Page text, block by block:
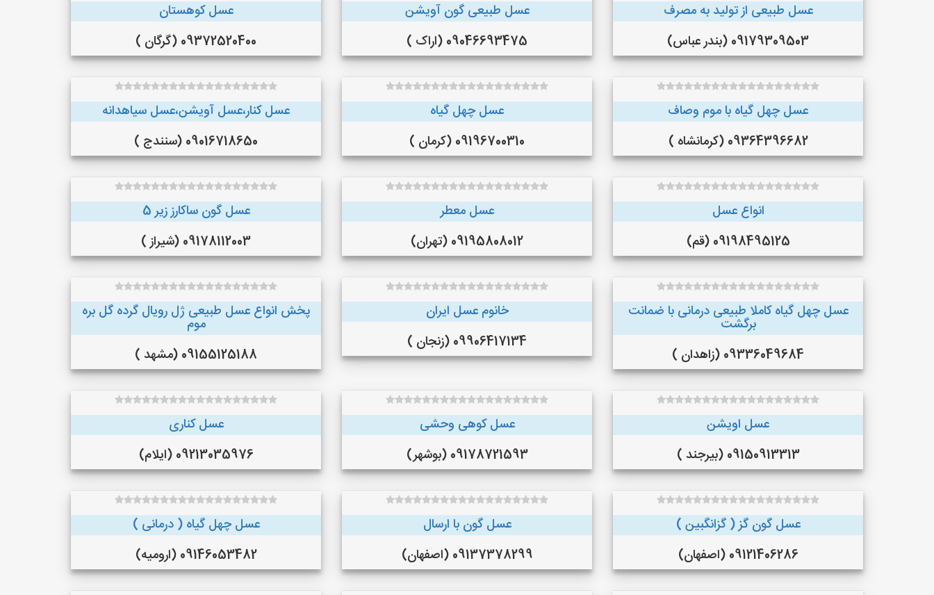
عسل طبیعی از تولید به مصرف
09179309503 (بندر عباس)
عسل طبیعی گون آویشن
09046693475 (اراک )
عسل کوهستان
09372520400 (گرگان )
عسل چهل گیاه با موم وصاف
09364396682 (کرمانشاه )
عسل چهل گیاه
09196700310 (کرمان )
عسل کنار،عسل آویشن،عسل سیاهدانه
09016718650 (سنندج )
انواع عسل
09198495125 (قم)
عسل معطر
09195808012 (تهران)
عسل گون ساکارز زیر 5
09178112003 (شیراز )
عسل چهل گیاه کاملا طبیعی درمانی با ضمانت
برگشت
09336049684 (زاهدان )
خانوم عسل ایران
09906417134 (زنجان )
پخش انواع عسل طبیعی ژل رویال گرده گل بره
موم
09155125188 (مشهد )
عسل اویشن
09150913313 (بیرجند )
عسل کوهی وحشی
09178721593 (بوشهر)
عسل کناری
09213035976 (ایلام)
عسل گون گز ( گزانگبین )
09121406286 (اصفهان)
عسل گون با ارسال
09137378299 (اصفهان)
عسل چهل گیاه ( درمانی )
09146053482 (ارومیه)